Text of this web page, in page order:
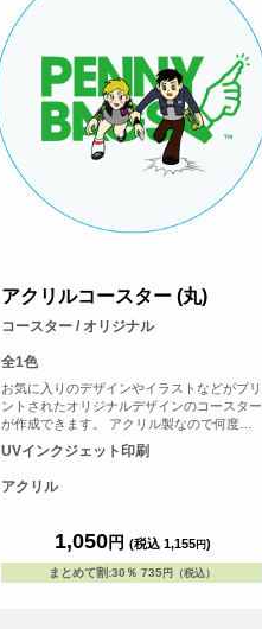
アクリルコースター (丸)
コースター / オリジナル
全1色
お気に入りのデザインやイラストなどがプリ
ントされたオリジナルデザインのコースター
が作成できます。 アクリル製なので何度も
水洗いができるため、経済的です。形状は四
角と丸の2種類あります。 <br>※プリントに
端に近い程デザインが切れてしまう可能性が
UVインクジェット印刷
アクリル
1,050円 (税込 1,155円)
まとめて割:30％ 735 円（税込）